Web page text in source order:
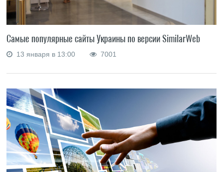
Самые популярные сайты Украины по версии SimilarWeb
13 января в 13:00 7001